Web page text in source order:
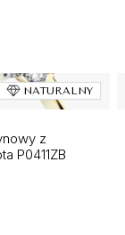
NATURALNY
z
P0411ZB